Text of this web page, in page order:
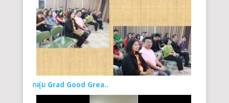
กลุ่ม Grad Good Grea..